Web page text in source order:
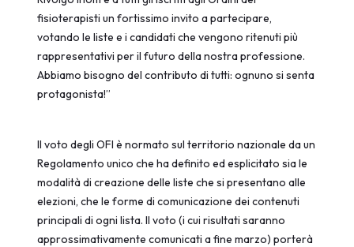
fisioterapisti un fortissimo invito a partecipare,
votando le liste e i candidati che vengono ritenuti più
rappresentativi per il futuro della nostra professione.
Abbiamo bisogno del contributo di tutti: ognuno si senta
protagonista!”
Il voto degli OFI è normato sul territorio nazionale da un
Regolamento unico che ha definito ed esplicitato sia le
modalità di creazione delle liste che si presentano alle
elezioni, che le forme di comunicazione dei contenuti
principali di ogni lista. Il voto (i cui risultati saranno
approssimativamente comunicati a fine marzo) porterà